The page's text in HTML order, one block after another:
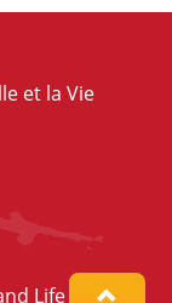
et la Vie
Life